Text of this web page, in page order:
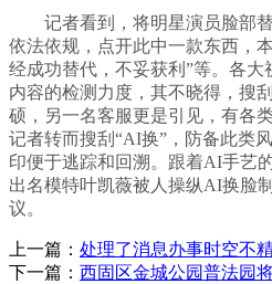
记者看到，将明星演员脸部替
依法依规，点开此中一款东西，
经成功替代，不妥获利”等。各
内容的检测力度，其不晓得，搜
硕，另一名客服更是引见，有各
记者转而搜刮“AI换”，防备此类
印便于逃踪和回溯。跟着AI手艺
出名模特叶凯薇被人操纵AI换脸
议。
上一篇： 处理了消息办事时空不
下一篇： 西固区金城公园普法园